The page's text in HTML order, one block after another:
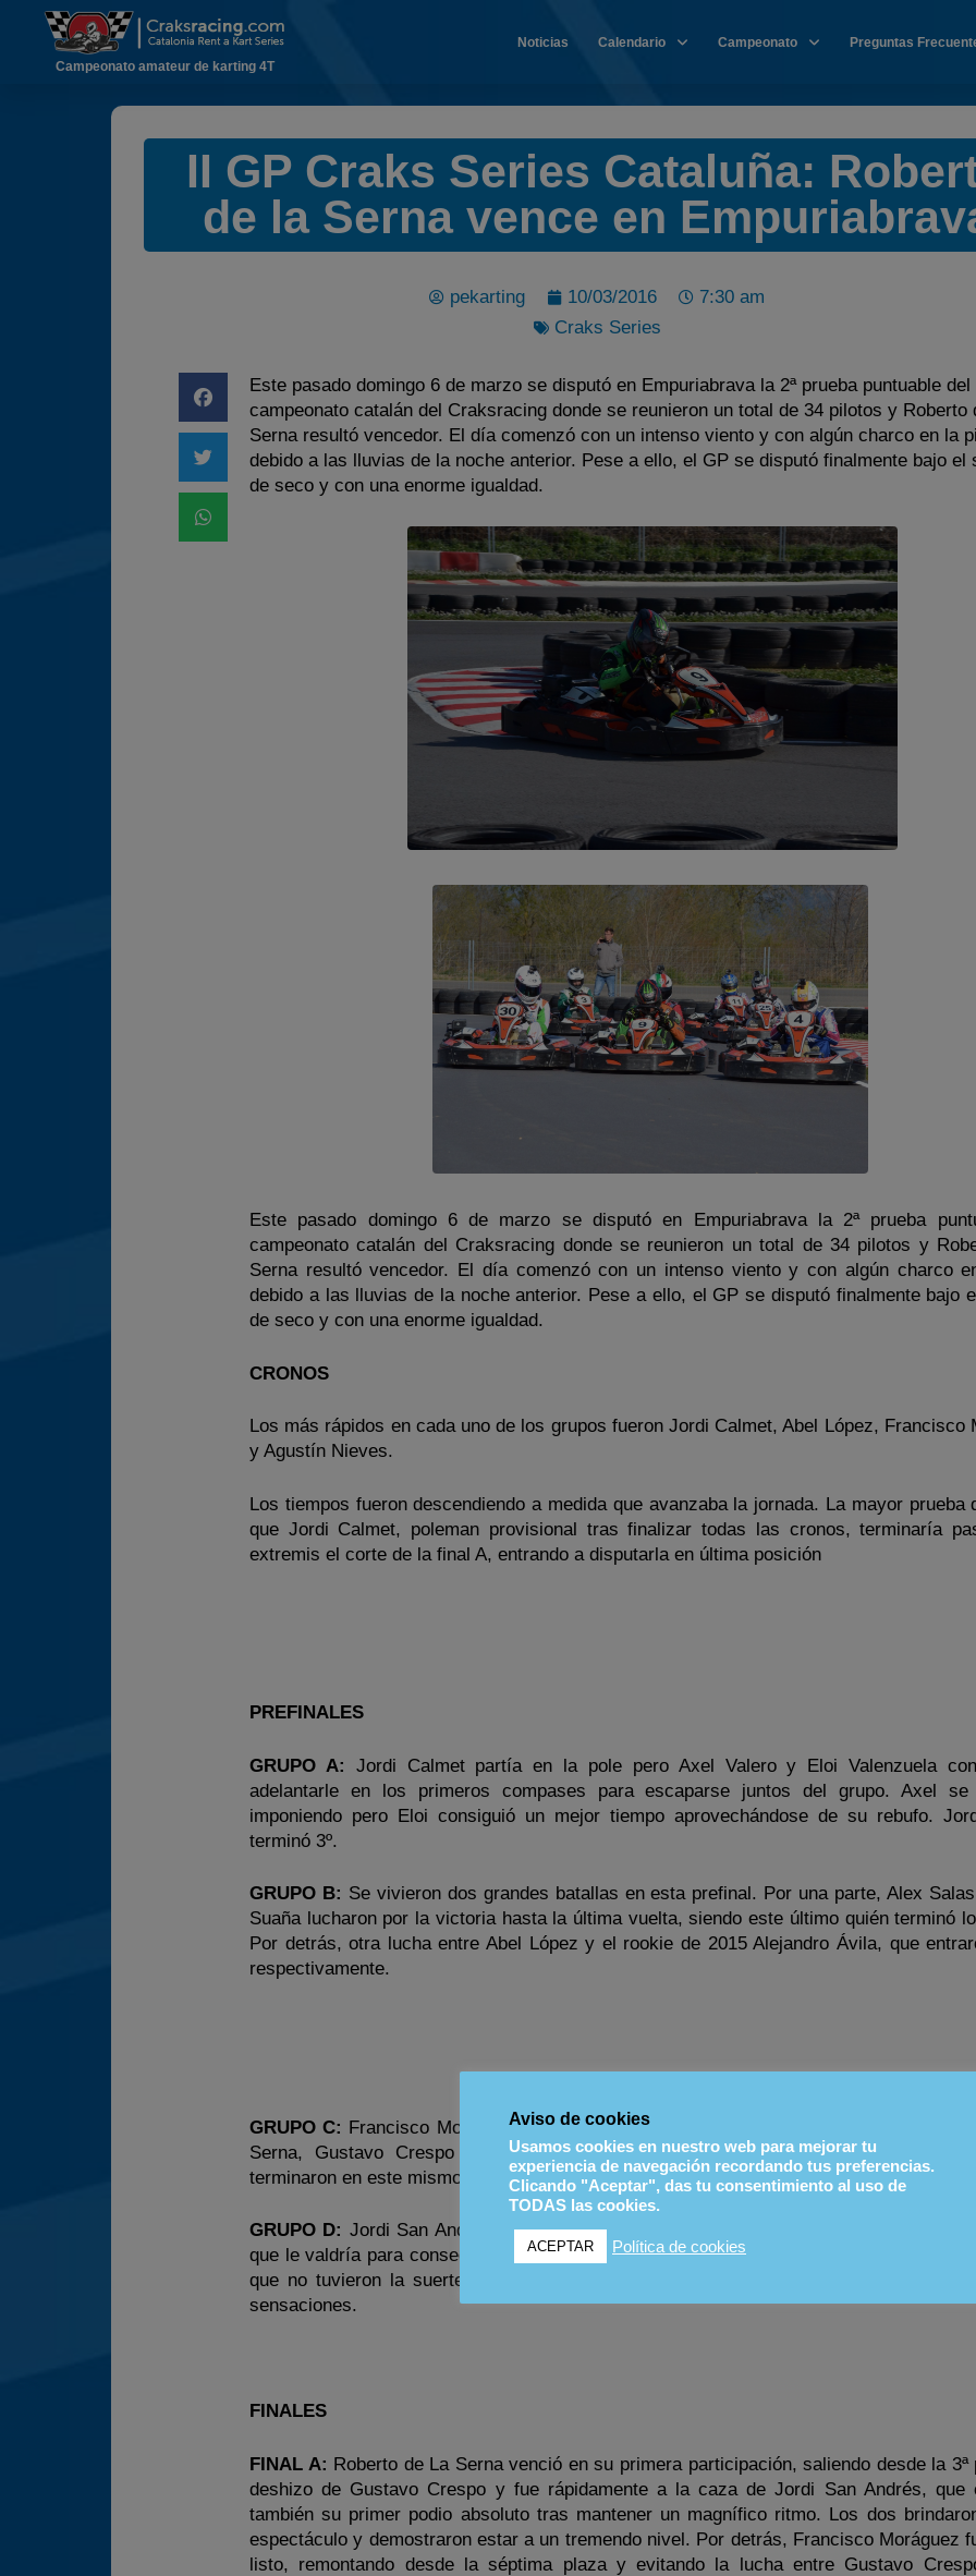
Campeonato amateur de karting 4T
Noticias Calendario Campeonato Preguntas
II GP Craks Series Cataluña:
de la Serna vence en
pekarting 10/03/2016
7:30 am
Craks Series
Este pasado domingo 6 de marzo se disputó en Empuriabrava la 2ª prueba puntuable del
campeonato catalán del Craksracing donde se reunieron un total de 34 pilotos y Roberto
Serna resultó vencedor. El día comenzó con un intenso viento y con algún charco en la
debido a las lluvias de la noche anterior. Pese a ello, el GP se disputó finalmente bajo el
de seco y con una enorme igualdad.
Este pasado domingo 6 de marzo se disputó en Empuriabrava la 2ª prueba
campeonato catalán del Craksracing donde se reunieron un total de 34 pilotos y
Serna resultó vencedor. El día comenzó con un intenso viento y con algún charco
debido a las lluvias de la noche anterior. Pese a ello, el GP se disputó finalmente bajo
de seco y con una enorme igualdad.
CRONOS
Los más rápidos en cada uno de los grupos fueron Jordi Calmet, Abel López, Francisco
y Agustín Nieves.
Los tiempos fueron descendiendo a medida que avanzaba la jornada. La mayor prueba
que Jordi Calmet, poleman provisional tras finalizar todas las cronos, terminaría
extremis el corte de la final A, entrando a disputarla en última posición
PREFINALES
GRUPO A: Jordi Calmet partía en la pole pero Axel Valero y Eloi Valenzuela
adelantarle en los primeros compases para escaparse juntos del grupo. Axel se
imponiendo pero Eloi consiguió un mejor tiempo aprovechándose de su rebufo.
terminó 3º.
GRUPO B: Se vivieron dos grandes batallas en esta prefinal. Por una parte, Alex
Suaña lucharon por la victoria hasta la última vuelta, siendo este último quién terminó
Por detrás, otra lucha entre Abel López y el rookie de 2015 Alejandro Ávila, que
respectivamente.
GRUPO C: Francisco Moráguez se impuso con solvencia escapándose del grupo.
Serna, Gustavo Crespo y Pere Ramos dieron espectáculo y, tras varios
terminaron en este mismo orden.
GRUPO D: Jordi San Andrés dominó la carrera de principio a fin, marcando un ritmo
que le valdría para conseguir la pole absoluta. Por detrás entraron David Génova e
que no tuvieron la suerte de cara y no conseguirían entrar en la final A pese a
sensaciones.
FINALES
FINAL A: Roberto de La Serna venció en su primera participación, saliendo desde la 3ª
deshizo de Gustavo Crespo y fue rápidamente a la caza de Jordi San Andrés, que
también su primer podio absoluto tras mantener un magnífico ritmo. Los dos
espectáculo y demostraron estar a un tremendo nivel. Por detrás, Francisco Moráguez
listo, remontando desde la séptima plaza y evitando la lucha entre Gustavo
Aviso de cookies
Usamos cookies en nuestro web para mejorar tu
experiencia de navegación recordando tus preferencias.
Clicando "Aceptar", das tu consentimiento al uso de
TODAS las cookies.
ACEPTAR Política de cookies